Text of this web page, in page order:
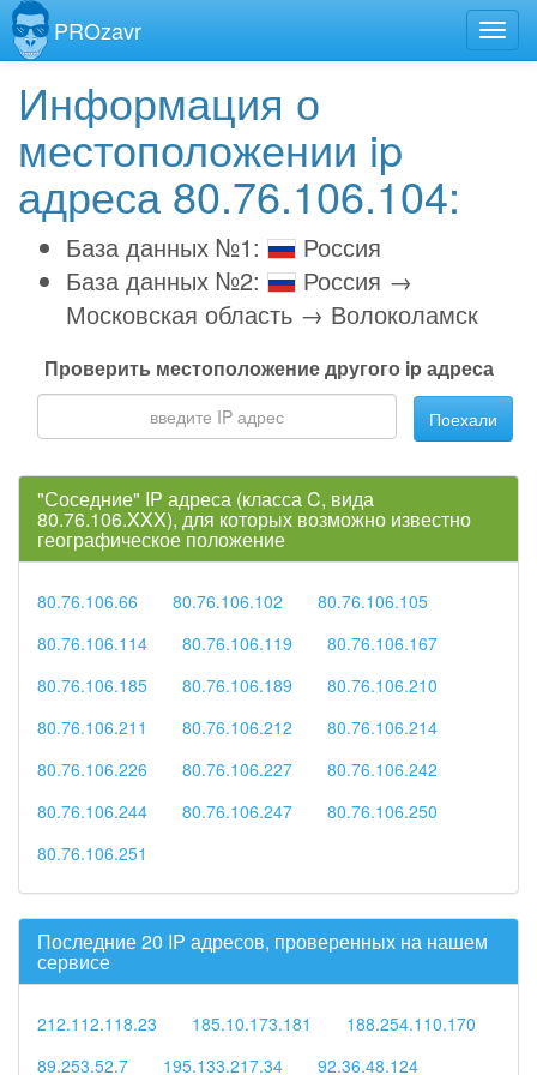
PROzavr
Информация о
местоположении ip
адреса 80.76.106.104:
База данных №1:
Россия
База данных №2:
Россия →
Московская область → Волоколамск
Проверить местоположение другого ip адреса
Поехали
"Соседние" IP адреса (класса C, вида
80.76.106.XXX), для которых возможно известно
географическое положение
80.76.106.66 80.76.106.102
80.76.106.105
80.76.106.114
80.76.106.119
80.76.106.167
80.76.106.185
80.76.106.189
80.76.106.210
80.76.106.211
80.76.106.212
80.76.106.214
80.76.106.226
80.76.106.227
80.76.106.242
80.76.106.244
80.76.106.247
80.76.106.250
80.76.106.251
Последние 20 IP адресов, проверенных на нашем
сервисе
212.112.118.23 185.10.173.181
188.254.110.170
89.253.52.7
195.133.217.34 92.36.48.124